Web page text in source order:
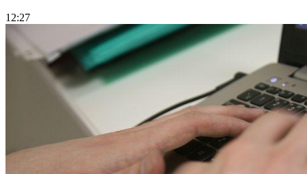
12:27